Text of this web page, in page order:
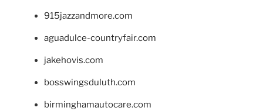
915jazzandmore.com
aguadulce-countryfair.com
jakehovis.com
bosswingsduluth.com
birminghamautocare.com